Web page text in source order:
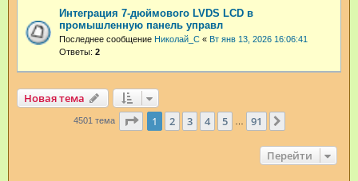
Интеграция 7-дюймового LVDS LCD в
промышленную панель управл
Последнее сообщение Николай_С « Вт янв 13, 2026 16:06:41
Ответы: 2
Новая тема
4501 тема Страница из 91
1 2 3 4 5 91
Перейти